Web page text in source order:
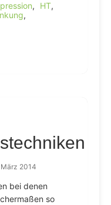
, HT,
,
2014
bei denen
so